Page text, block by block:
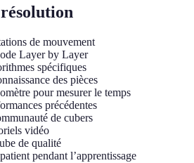
de mouvement
Layer by Layer
spécifiques
des pièces
pour mesurer le temps
précédentes
de cubers
vidéo
de qualité
pendant l’apprentissage